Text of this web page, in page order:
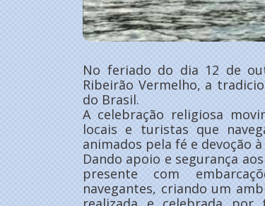
No feriado do dia 12 de
Ribeirão Vermelho, a
do Brasil.
A celebração religiosa
locais e turistas que
animados pela fé e devoção
Dando apoio e segurança
presente com
navegantes, criando um